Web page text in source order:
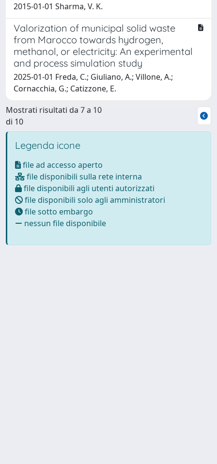
2015-01-01 Sharma, V. K.
Valorization of municipal solid waste
from Marocco towards hydrogen,
methanol, or electricity: An experimental
and process simulation study
2025-01-01 Freda, C.; Giuliano, A.; Villone, A.;
Cornacchia, G.; Catizzone, E.
Mostrati risultati da 7 a 10
di 10
Legenda icone
file ad accesso aperto
file disponibili sulla rete interna
file disponibili agli utenti autorizzati
file disponibili solo agli amministratori
file sotto embargo
nessun file disponibile